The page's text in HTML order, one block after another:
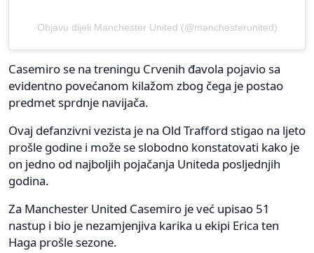
Objavu dijeli Manchester United (@manchesterunited)
Casemiro se na treningu Crvenih đavola pojavio sa
evidentno povećanom kilažom zbog čega je postao
predmet sprdnje navijača.
Ovaj defanzivni vezista je na Old Trafford stigao na ljeto
prošle godine i može se slobodno konstatovati kako je
on jedno od najboljih pojačanja Uniteda posljednjih
godina.
Za Manchester United Casemiro je već upisao 51
nastup i bio je nezamjenjiva karika u ekipi Erica ten
Haga prošle sezone.